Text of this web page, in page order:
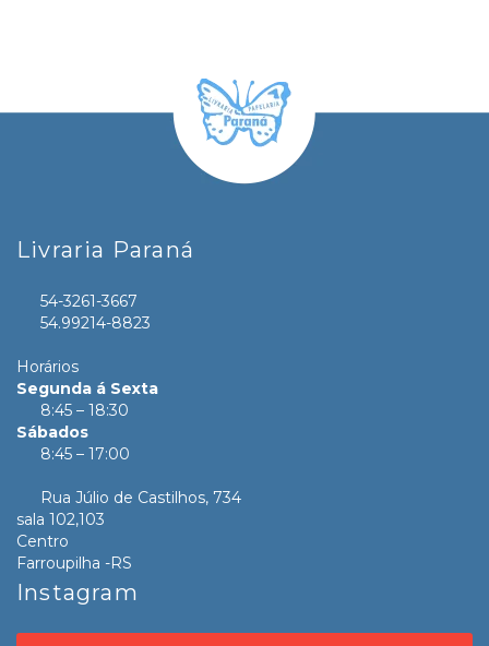
Livraria Paraná
54-3261-3667
54.99214-8823
Horários
Segunda á Sexta
8:45 – 18:30
Sábados
8:45 – 17:00
Rua Júlio de Castilhos, 734
sala 102,103
Centro
Farroupilha -RS
Instagram